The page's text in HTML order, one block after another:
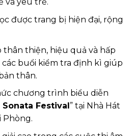
và yêu trẻ.
được trang bị hiện đại, rộng
thiện, hiệu quả và hấp
các buổi kiểm tra định kì giúp
thân.
chương trình biểu diễn
Festival ” tại Nhà Hát
Phòng.